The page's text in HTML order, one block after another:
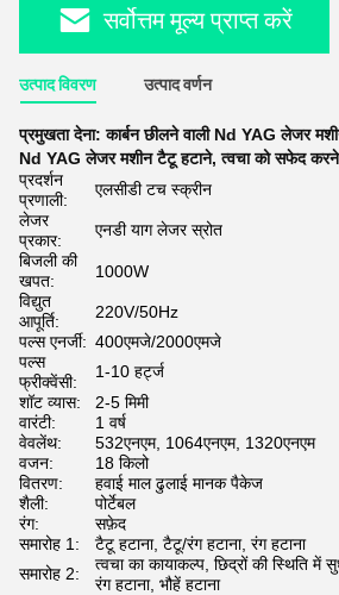
सर्वोत्तम मूल्य प्राप्त करें
उत्पाद विवरण उत्पाद वर्णन
प्रमुखता देना:कार्बन छीलने वाली Nd YAG लेजर
Nd YAG लेजर मशीन टैटू हटाने,त्वचा को सफेद करने
प्रदर्शन
प्रणाली:
एलसीडी टच स्क्रीन
लेजर
प्रकार:
एनडी याग लेजर स्रोत
बिजली की
खपत:
1000W
विद्युत
आपूर्ति:
220V/50Hz
पल्स एनर्जी: 400एमजे/2000एमजे
पल्स
फ्रीक्वेंसी:
1-10 हर्ट्ज
शॉट व्यास:
2-5 मिमी
वारंटी:
1 वर्ष
वेवलेंथ:
532एनएम, 1064एनएम, 1320एनएम
वजन:
18 किलो
वितरण:
हवाई माल ढुलाई मानक पैकेज
शैली:
पोर्टेबल
रंग:
सफ़ेद
समारोह 1:
टैटू हटाना, टैटू/रंग हटाना, रंग हटाना
समारोह 2:
त्वचा का कायाकल्प, छिद्रों की स्थिति में
रंग हटाना, भौहें हटाना